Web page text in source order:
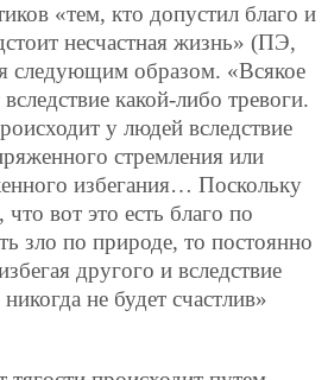
«тем, кто допустил благо и
несчастная жизнь» (ПЭ,
следующим образом. «Всякое
вследствие какой-либо тревоги.
у людей вследствие
стремления или
избегания… Поскольку
вот это есть благо по
зло по природе, то постоянно
другого и вследствие
не будет счастлив»